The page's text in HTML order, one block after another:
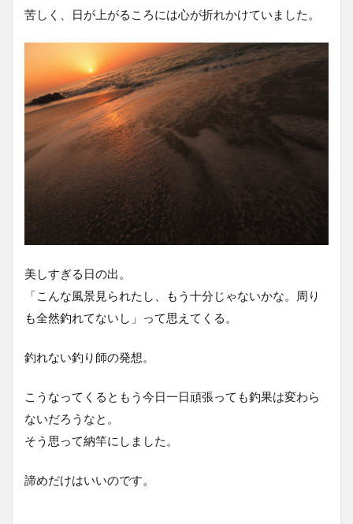
苦しく、日が上がるころには心が折れかけていました。
美しすぎる日の出。
「こんな風景見られたし、もう十分じゃないかな。周り
も全然釣れてないし」って思えてくる。
釣れない釣り師の発想。
こうなってくるともう今日一日頑張っても釣果は変わら
ないだろうなと。
そう思って納竿にしました。
諦めだけはいいのです。